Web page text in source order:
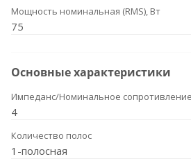
Мощность номинальная (RMS), Вт
75
Основные характеристики
Импеданс/Номинальное
4
Количество полос
1-полосная